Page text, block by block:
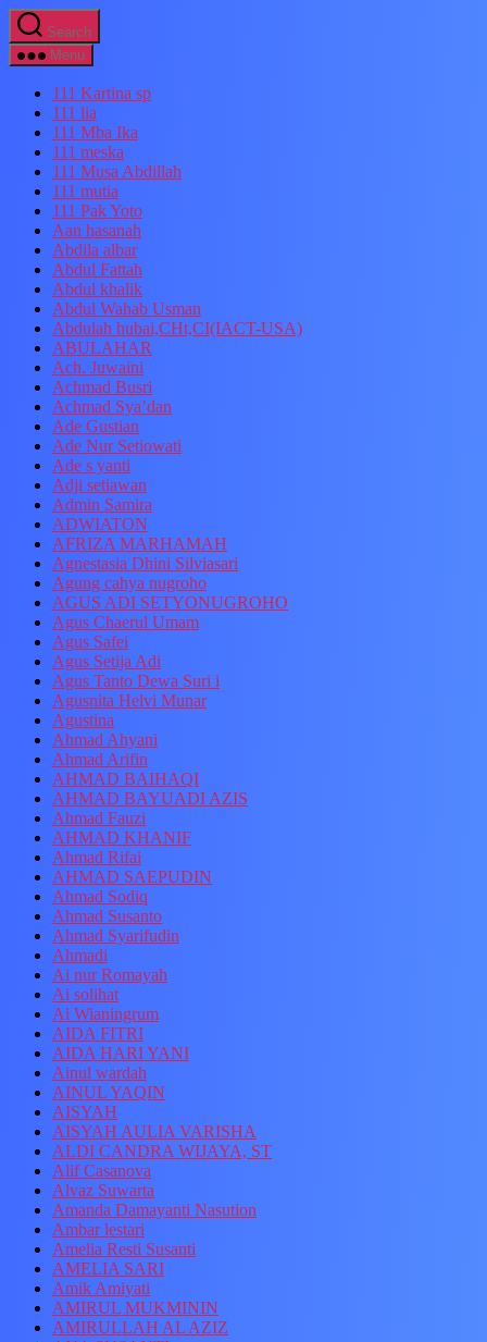
Search
Menu
111 Kartina sp
111 lia
111 Mba Ika
111 meska
111 Musa Abdillah
111 mutia
111 Pak Yoto
Aan hasanah
Abdila albar
Abdul Fattah
Abdul khalik
Abdul Wahab Usman
Abdulah hubai,CHt,CI(IACT-USA)
ABULAHAR
Ach. Juwaini
Achmad Busri
Achmad Sya’dan
Ade Gustian
Ade Nur Setiowati
Ade s yanti
Adji setiawan
Admin Samira
ADWIATON
AFRIZA MARHAMAH
Agnestasia Dhini Silviasari
Agung cahya nugroho
AGUS ADI SETYONUGROHO
Agus Chaerul Umam
Agus Safei
Agus Setija Adi
Agus Tanto Dewa Suri i
Agusnita Helvi Munar
Agustina
Ahmad Ahyani
Ahmad Arifin
AHMAD BAIHAQI
AHMAD BAYUADI AZIS
Ahmad Fauzi
AHMAD KHANIF
Ahmad Rifai
AHMAD SAEPUDIN
Ahmad Sodiq
Ahmad Susanto
Ahmad Syarifudin
Ahmadi
Ai nur Romayah
Ai solihat
Ai Wianingrum
AIDA FITRI
AIDA HARI YANI
Ainul wardah
AINUL YAQIN
AISYAH
AISYAH AULIA VARISHA
ALDI CANDRA WIJAYA, ST
Alif Casanova
Alvaz Suwarta
Amanda Damayanti Nasution
Ambar lestari
Amelia Resti Susanti
AMELIA SARI
Amik Amiyati
AMIRUL MUKMININ
AMIRULLAH AL AZIZ